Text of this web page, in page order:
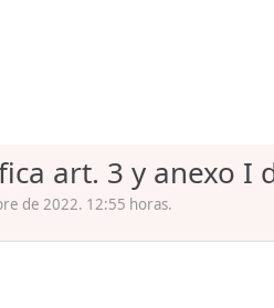
art. 3 y anexo I
de 2022. 12:55 horas.